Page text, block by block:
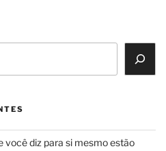
você diz para si mesmo estão